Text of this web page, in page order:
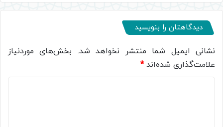
دیدگاهتان را بنویسید
نشانی ایمیل شما منتشر نخواهد شد. بخش‌های موردنیاز
علامت‌گذاری شده‌اند*